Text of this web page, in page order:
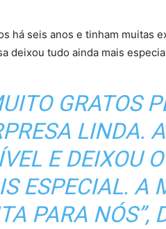
há seis anos e tinham muitas
deixou tudo ainda mais
GRATOS
LINDA.
E DEIXOU
ESPECIAL. A
PARA NÓS”,